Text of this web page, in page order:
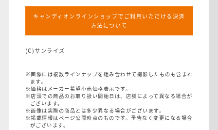
キャンディオンラインショップでご利用いただける決済
方法について
(C)サンライズ
※画像には複数ラインナップを組み合わせて撮影したものも含まれ
ます。
※価格はメーカー希望小売価格表示です。
※店頭での商品のお取り扱い開始日は、店舗によって異なる場合が
ございます。
※画像は実際の商品とは多少異なる場合がございます。
※掲載情報はページ公開時点のものです。予告なく変更になる場合
がございます。